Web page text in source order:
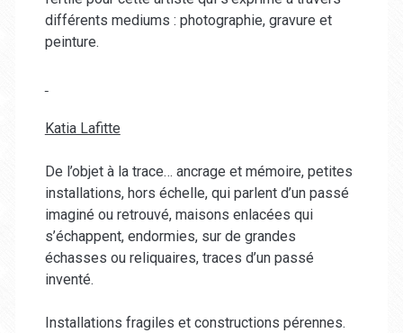
différents mediums : photographie, gravure et
peinture.
Katia Lafitte
De l’objet à la trace… ancrage et mémoire, petites
installations, hors échelle, qui parlent d’un passé
imaginé ou retrouvé, maisons enlacées qui
s’échappent, endormies, sur de grandes
échasses ou reliquaires, traces d’un passé
inventé.
Installations fragiles et constructions pérennes.